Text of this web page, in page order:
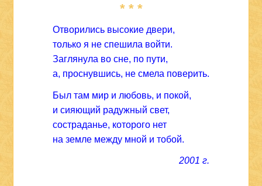
* * *
Отворились высокие двери,
только я не спешила войти.
Заглянула во сне, по пути,
а, проснувшись, не смела поверить.
Был там мир и любовь, и покой,
и сияющий радужный свет,
состраданье, которого нет
на земле между мной и тобой.
2001 г.